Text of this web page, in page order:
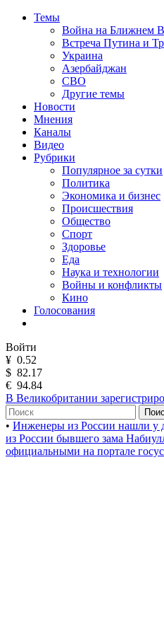
Темы
Война на Ближнем
Встреча Путина и
Украина
Азербайджан
СВО
Другие темы
Новости
Мнения
Каналы
Видео
Рубрики
Популярное за сутки
Политика
Экономика и бизнес
Происшествия
Общество
Спорт
Здоровье
Еда
Наука и технологии
Войны и конфликты
Кино
Голосования
Войти
¥ 0.52
$ 82.17
€ 94.84
В Великобритании
• Инженеры из России нашли у
из России бывшего зама
официальными на портале